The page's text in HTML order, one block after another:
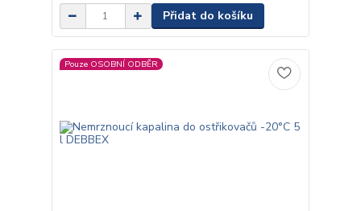
Přidat do košíku
Pouze OSOBNÍ ODBĚR